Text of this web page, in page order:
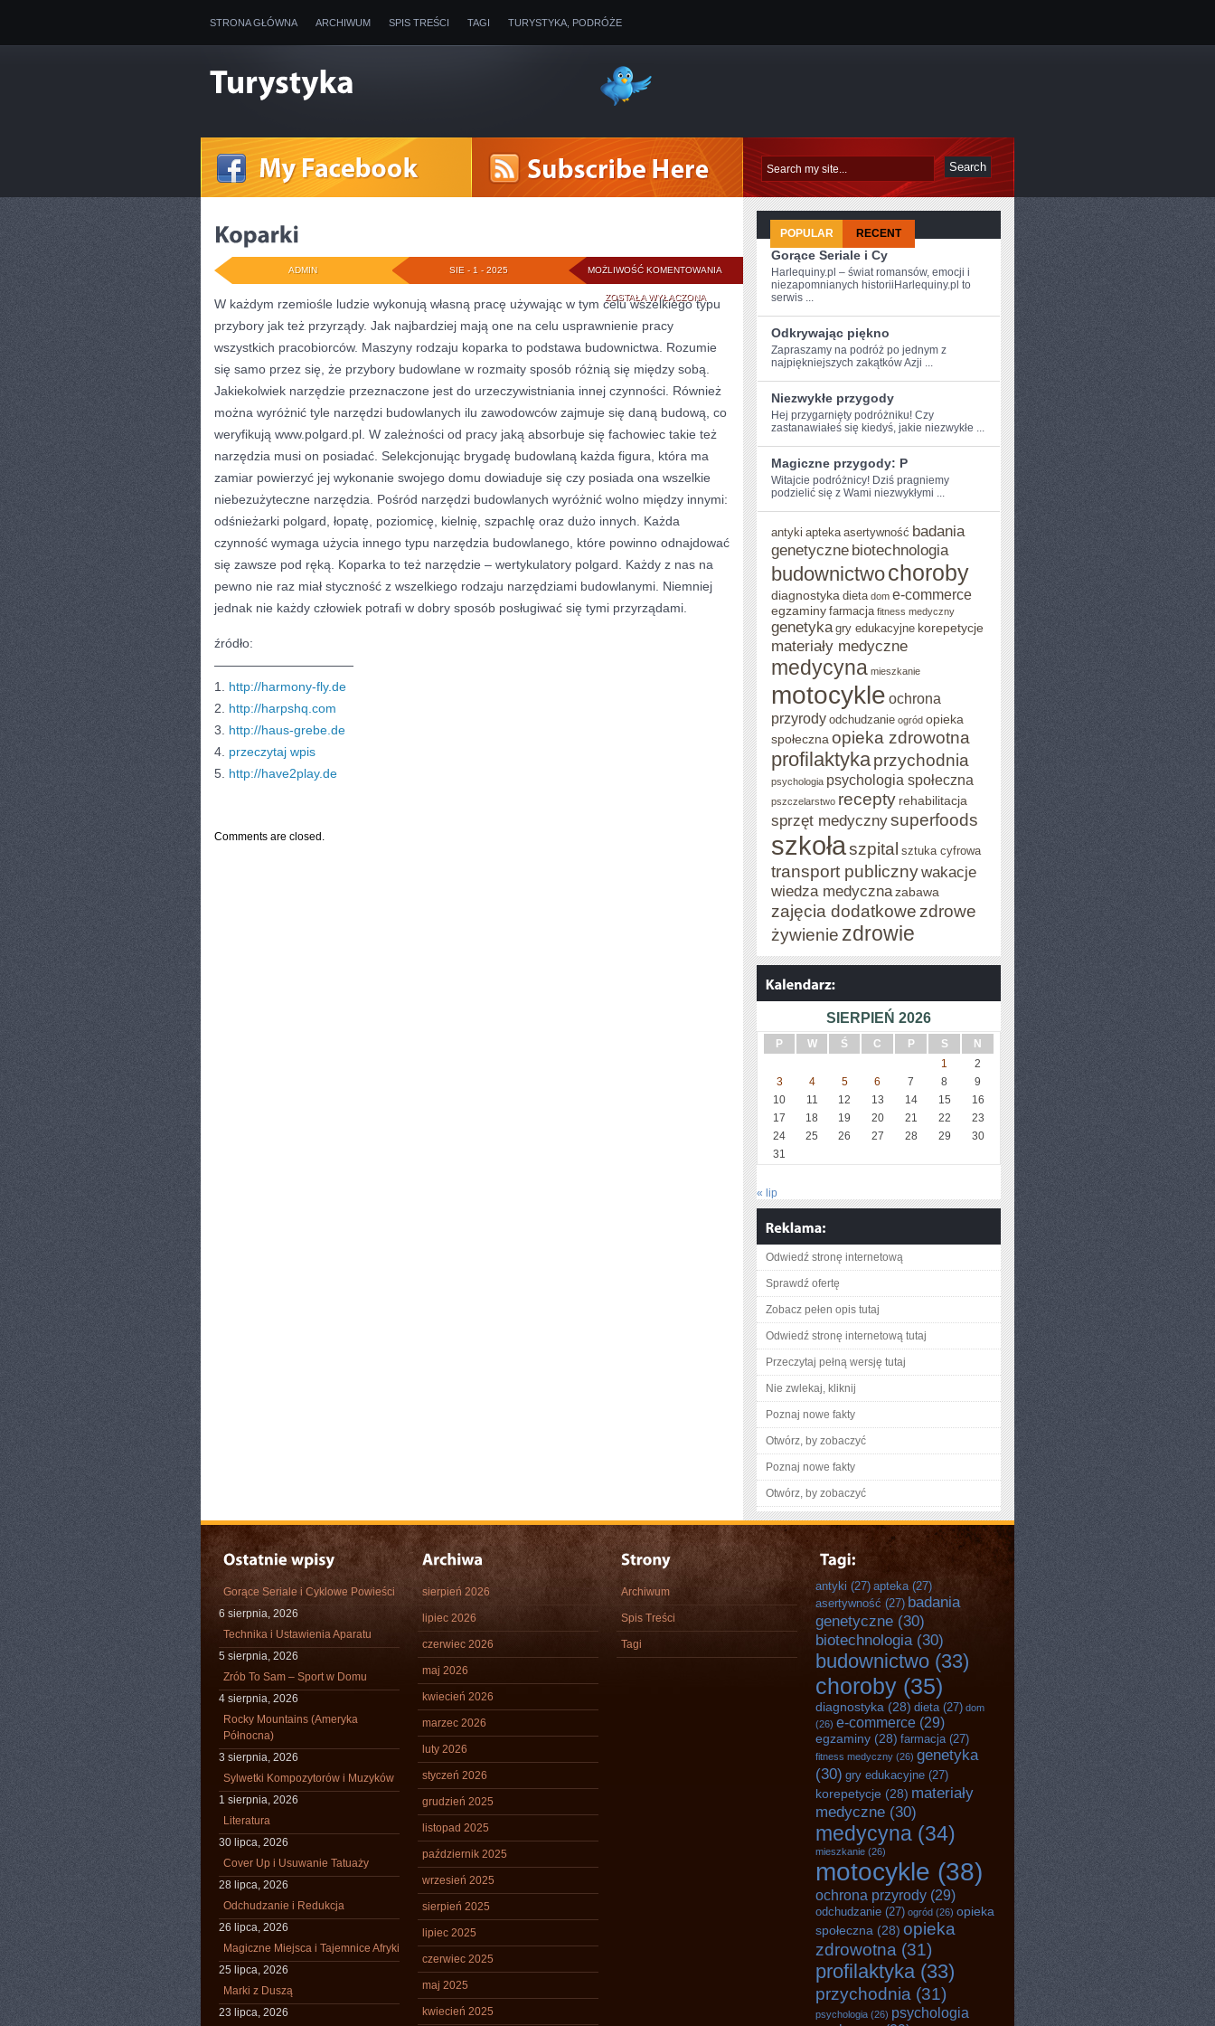
STRONA GŁÓWNA ARCHIWUM SPIS TREŚCI TAGI TURYSTYKA, PODRÓŻE
MOŻLIWOŚĆ KOMENTOWANIA KOPARKI
ZOSTAŁA WYŁĄCZONA
SIE - 1 - 2025
ADMIN
W każdym rzemiośle ludzie wykonują własną pracę używając w tym celu wszelkiego typu
przybory jak też przyrządy. Jak najbardziej mają one na celu usprawnienie pracy
wszystkich pracobiorców. Maszyny rodzaju koparka to podstawa budownictwa. Rozumie
się samo przez się, że przybory budowlane w rozmaity sposób różnią się między sobą.
Jakiekolwiek narzędzie przeznaczone jest do urzeczywistniania innej czynności. Również
można wyróżnić tyle narzędzi budowlanych ilu zawodowców zajmuje się daną budową, co
weryfikują www.polgard.pl. W zależności od pracy jaką absorbuje się fachowiec takie też
narzędzia musi on posiadać. Selekcjonując brygadę budowlaną każda figura, która ma
zamiar powierzyć jej wykonanie swojego domu dowiaduje się czy posiada ona wszelkie
niebezużyteczne narzędzia. Pośród narzędzi budowlanych wyróżnić wolno między innymi:
odśnieżarki polgard, łopatę, poziomicę, kielnię, szpachlę oraz dużo innych. Każda
czynność wymaga użycia innego typu narzędzia budowlanego, które powinno odnajdować
się zawsze pod ręką. Koparka to też narzędzie – wertykulatory polgard. Każdy z nas na
pewno nie raz miał styczność z wszelkiego rodzaju narzędziami budowlanymi. Niemniej
jednak nie każdy człowiek potrafi w dobry sposób posługiwać się tymi przyrządami.
źródło:
———————————
1. http://harmony-fly.de
2. http://harpshq.com
3. http://haus-grebe.de
4. przeczytaj wpis
5. http://have2play.de
Comments are closed.
POPULAR RECENT
Gorące Seriale i Cy
Harlequiny.pl – świat romansów, emocji i
niezapomnianych historiiHarlequiny.pl to
serwis ...
Odkrywając piękno
Zapraszamy⁣ na podróż po⁤ jednym z
najpiękniejszych‍ zakątków Azji ...
Niezwykłe przygody
Hej​ przygarnięty podróżniku! Czy
zastanawiałeś‌ się kiedyś, jakie niezwykłe ...
Magiczne przygody: P
Witajcie podróżnicy! Dziś pragniemy
podzielić się z Wami niezwykłymi ...
antyki apteka asertywność badania
genetyczne biotechnologia
budownictwochoroby
diagnostyka dieta dom e-commerce
egzaminy farmacja fitness medyczny
genetyka gry edukacyjne korepetycje
materiały medyczne
medycyna mieszkanie
motocykle ochrona
przyrody odchudzanie ogród opieka
społeczna opieka zdrowotna
profilaktykaprzychodnia
psychologia psychologia społeczna
pszczelarstwo recepty rehabilitacja
sprzęt medycznysuperfoods
szkołaszpital sztuka cyfrowa
transport publicznywakacje
wiedza medycznazabawa
zajęcia dodatkowe zdrowe
żywienie zdrowie
SIERPIEŃ 2026
P W Ś C P S
N
1
2
3
4 5 6 7 8
9
10
11 12 13 14 15
16
17
18 19 20 21 22
23
24
25 26 27 28 29
30
31
« lip
Odwiedź stronę internetową
Sprawdź ofertę
Zobacz pełen opis tutaj
Odwiedź stronę internetową tutaj
Przeczytaj pełną wersję tutaj
Nie zwlekaj, kliknij
Poznaj nowe fakty
Otwórz, by zobaczyć
Poznaj nowe fakty
Otwórz, by zobaczyć
Gorące Seriale i Cyklowe Powieści
6 sierpnia, 2026
Technika i Ustawienia Aparatu
5 sierpnia, 2026
Zrób To Sam – Sport w Domu
4 sierpnia, 2026
Rocky Mountains (Ameryka
Północna)
3 sierpnia, 2026
Sylwetki Kompozytorów i Muzyków
1 sierpnia, 2026
Literatura
30 lipca, 2026
Cover Up i Usuwanie Tatuaży
28 lipca, 2026
Odchudzanie i Redukcja
26 lipca, 2026
Magiczne Miejsca i Tajemnice Afryki
25 lipca, 2026
Marki z Duszą
23 lipca, 2026
sierpień 2026
lipiec 2026
czerwiec 2026
maj 2026
kwiecień 2026
marzec 2026
luty 2026
styczeń 2026
grudzień 2025
listopad 2025
październik 2025
wrzesień 2025
sierpień 2025
lipiec 2025
czerwiec 2025
maj 2025
kwiecień 2025
Archiwum
Spis Treści
Tagi
antyki (27) apteka(27)
asertywność (27) badania
genetyczne (30)
biotechnologia(30)
budownictwo (33)
choroby (35)
diagnostyka (28) dieta(27) dom
(26) e-commerce (29)
egzaminy (28) farmacja(27)
fitness medyczny (26) genetyka
(30) gry edukacyjne (27)
korepetycje (28) materiały
medyczne (30)
medycyna (34)
mieszkanie (26)
motocykle (38)
ochrona przyrody (29)
odchudzanie (27) ogród (26) opieka
społeczna (28) opieka
zdrowotna (31)
profilaktyka(33)
przychodnia (31)
psychologia (26) psychologia